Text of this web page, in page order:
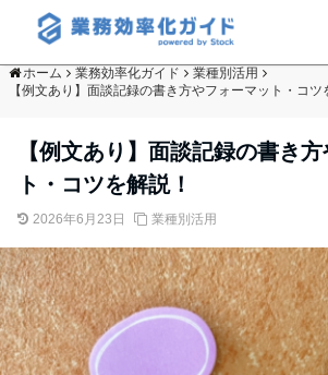
ホーム 業務効率化ガイド
業種別活用
【例文あり】面談記録の書き方やフォーマット・コツ
【例文あり】面談記録の書き
ト・コツを解説！
2026年6月23日 業種別活用